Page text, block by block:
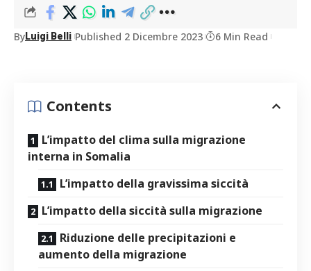
ByLuigi Belli Published 2 Dicembre 2023 6 Min Read
Contents
L’impatto del ⁤clima sulla migrazione
interna in Somalia
L’impatto della gravissima siccità
L’impatto della siccità sulla migrazione
Riduzione delle precipitazioni e
aumento della ⁣migrazione